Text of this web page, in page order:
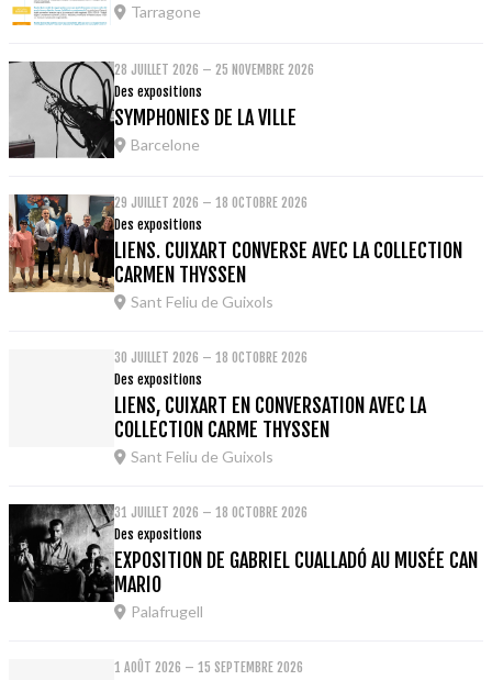
Tarragone
28 JUILLET 2026 – 25 NOVEMBRE 2026
Des expositions
SYMPHONIES DE LA VILLE
Barcelone
29 JUILLET 2026 – 18 OCTOBRE 2026
Des expositions
LIENS. CUIXART CONVERSE AVEC LA COLLECTION
CARMEN THYSSEN
Sant Feliu de Guixols
30 JUILLET 2026 – 18 OCTOBRE 2026
Des expositions
LIENS, CUIXART EN CONVERSATION AVEC LA
COLLECTION CARME THYSSEN
Sant Feliu de Guixols
31 JUILLET 2026 – 18 OCTOBRE 2026
Des expositions
EXPOSITION DE GABRIEL CUALLADÓ AU MUSÉE CAN
MARIO
Palafrugell
1 AOÛT 2026 – 15 SEPTEMBRE 2026